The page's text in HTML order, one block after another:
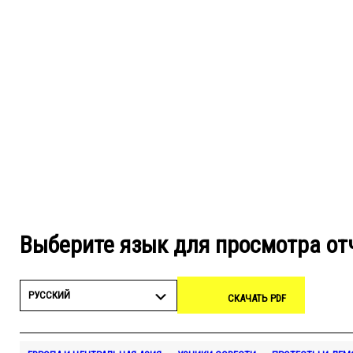
Выберите язык для просмотра
РУССКИЙ СКАЧАТЬ PDF